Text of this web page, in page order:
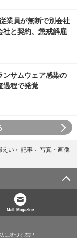
業員が無断で別会社
社と契約、懲戒解雇
ンサムウェア感染の
過程で発覚
えい › 記事 › 写真・画像
Mail Magazine
に基づく表記